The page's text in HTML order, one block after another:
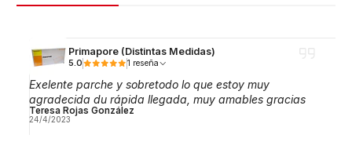
Primapore (Distintas Medidas)
5.0 1 reseña
Exelente parche y sobretodo lo que estoy muy
agradecida du rápida llegada, muy amables gracias
Teresa Rojas González
24/4/2023